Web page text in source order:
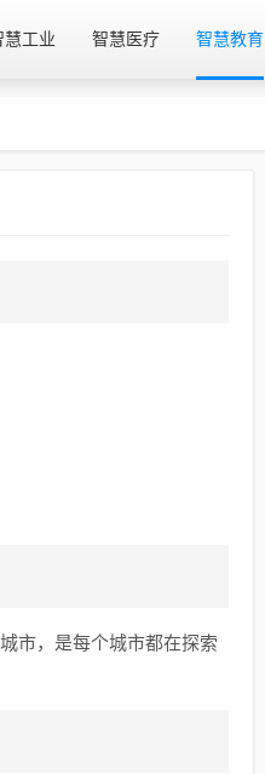
慧工业 智慧医疗 智慧教育
市，是每个城市都在探索